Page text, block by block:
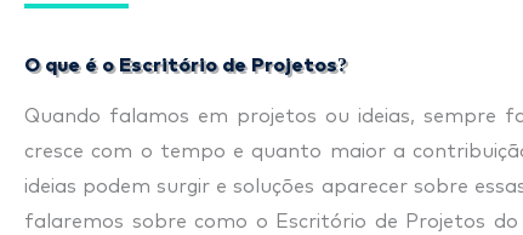
O que é o Escritório de Projetos?
Quando falamos em projetos ou ideias, sempre
cresce com o tempo e quanto maior a
ideias podem surgir e soluções aparecer sobre
falaremos sobre como o Escritório de Projetos do